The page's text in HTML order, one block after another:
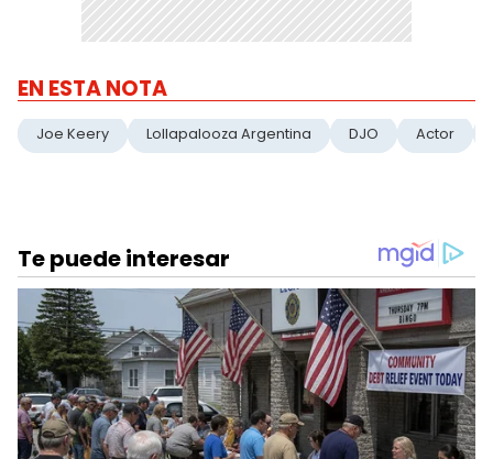
EN ESTA NOTA
Joe Keery Lollapalooza Argentina DJO Actor